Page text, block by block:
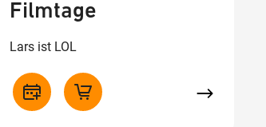
Filmtage
Lars ist LOL